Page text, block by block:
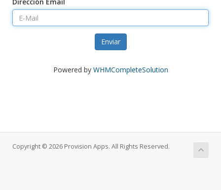
Enviar
Powered by WHMCompleteSolution
Copyright © 2026 Provision Apps. All Rights Reserved.